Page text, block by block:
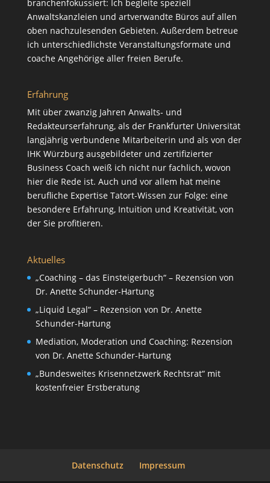
branchenfokussiert: Ich begleite speziell
Anwaltskanzleien und artverwandte Büros auf allen
oben nachzulesenden Gebieten. Außerdem betreue
ich unterschiedlichste Veranstaltungsformate und
coache Angehörige aller freien Berufe.
Erfahrung
Mit über zwanzig Jahren Anwalts- und
Redakteurserfahrung, als der Frankfurter Universität
langjährig verbundene Mitarbeiterin und als von der
IHK Würzburg ausgebildeter und zertifizierter
Business Coach weiß ich nicht nur fachlich, wovon
hier die Rede ist. Auch und vor allem hat meine
berufliche Expertise Tatort-Wissen zur Folge: eine
besondere Erfahrung, Intuition und Kreativität, von
der Sie profitieren.
Aktuelles
„Coaching – das Einsteigerbuch“ – Rezension von
Dr. Anette Schunder-Hartung
„Liquid Legal“ – Rezension von Dr. Anette
Schunder-Hartung
Mediation, Moderation und Coaching: Rezension
von Dr. Anette Schunder-Hartung
„Bundesweites Krisennetzwerk Rechtsrat“ mit
kostenfreier Erstberatung
Datenschutz Impressum